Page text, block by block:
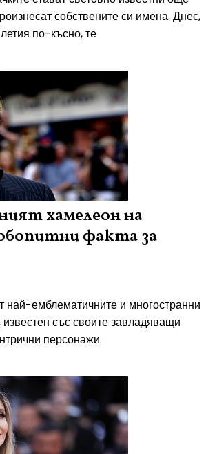
собствените си имена. Днес,
по-късно, те
хамелеон на
факта за
емблематичните и многостранни
със своите завладяващи
персонажи.